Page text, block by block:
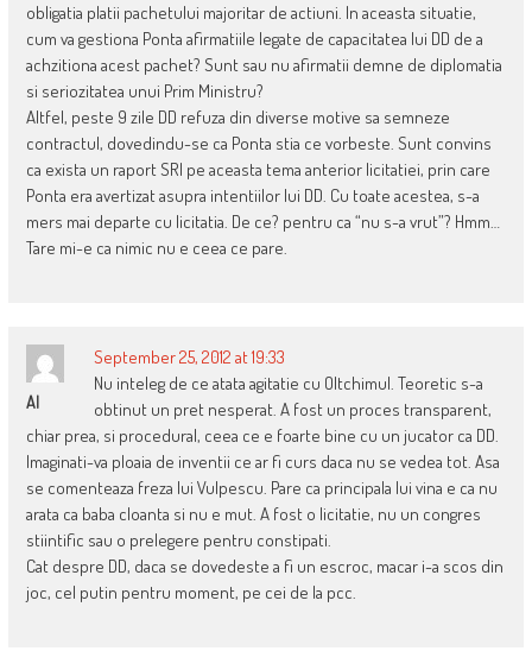
obligatia platii pachetului majoritar de actiuni. In aceasta situatie,
cum va gestiona Ponta afirmatiile legate de capacitatea lui DD de a
achzitiona acest pachet? Sunt sau nu afirmatii demne de diplomatia
si seriozitatea unui Prim Ministru?
Altfel, peste 9 zile DD refuza din diverse motive sa semneze
contractul, dovedindu-se ca Ponta stia ce vorbeste. Sunt convins
ca exista un raport SRI pe aceasta tema anterior licitatiei, prin care
Ponta era avertizat asupra intentiilor lui DD. Cu toate acestea, s-a
mers mai departe cu licitatia. De ce? pentru ca “nu s-a vrut”? Hmm…
Tare mi-e ca nimic nu e ceea ce pare.
Al
September 25, 2012 at 19:33
Nu inteleg de ce atata agitatie cu Oltchimul. Teoretic s-a
obtinut un pret nesperat. A fost un proces transparent,
chiar prea, si procedural, ceea ce e foarte bine cu un jucator ca DD.
Imaginati-va ploaia de inventii ce ar fi curs daca nu se vedea tot. Asa
se comenteaza freza lui Vulpescu. Pare ca principala lui vina e ca nu
arata ca baba cloanta si nu e mut. A fost o licitatie, nu un congres
stiintific sau o prelegere pentru constipati.
Cat despre DD, daca se dovedeste a fi un escroc, macar i-a scos din
joc, cel putin pentru moment, pe cei de la pcc.